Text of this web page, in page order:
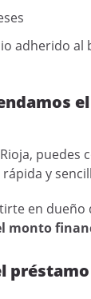
adherido al
puedes
y
en
monto